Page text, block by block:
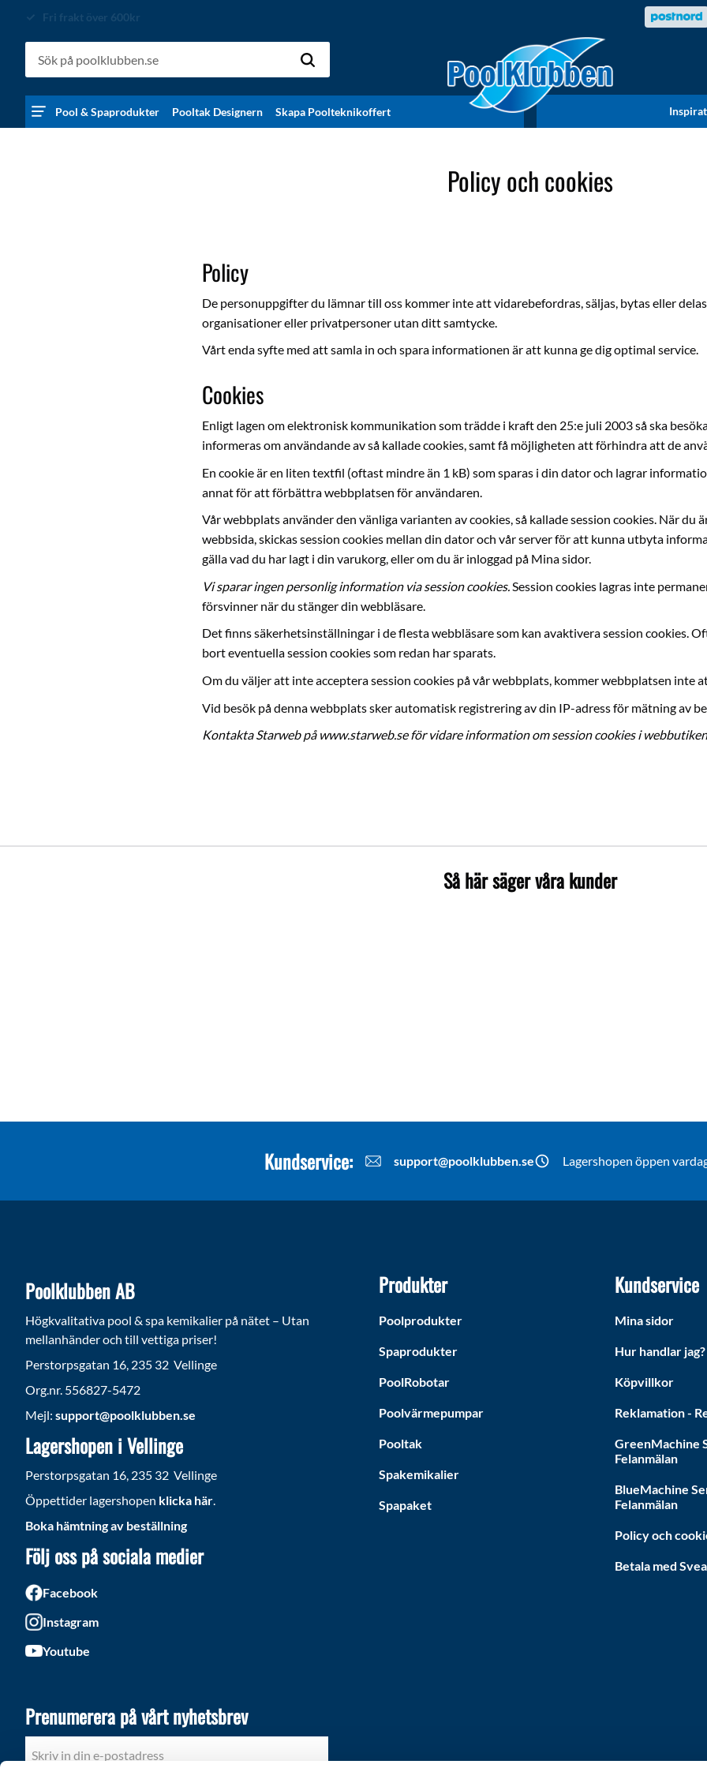
Allt på vårt eget lager
Pool & Spaprodukter Pooltak Designern Skapa Poolteknikoffert
Policy och cookies
Policy
De personuppgifter du lämnar till oss kommer inte att vidarebefordras, säljas, bytas eller
organisationer eller privatpersoner utan ditt samtycke.
Vårt enda syfte med att samla in och spara informationen är att kunna ge dig optimal service.
Cookies
Enligt lagen om elektronisk kommunikation som trädde i kraft den 25:e juli 2003 så ska
informeras om användande av så kallade cookies, samt få möjligheten att förhindra att de
En cookie är en liten textfil (oftast mindre än 1 kB) som sparas i din dator och lagrar
annat för att förbättra webbplatsen för användaren.
Vår webbplats använder den vänliga varianten av cookies, så kallade session cookies. När du
webbsida, skickas session cookies mellan din dator och vår server för att kunna utbyta
gälla vad du har lagt i din varukorg, eller om du är inloggad på Mina sidor.
Vi sparar ingen personlig information via session cookies. Session cookies lagras inte
försvinner när du stänger din webbläsare.
Det finns säkerhetsinställningar i de flesta webbläsare som kan avaktivera session cookies.
bort eventuella session cookies som redan har sparats.
Om du väljer att inte acceptera session cookies på vår webbplats, kommer webbplatsen inte
Vid besök på denna webbplats sker automatisk registrering av din IP-adress för mätning av
Kontakta Starweb på www.starweb.seför vidare information om session cookies i
Så här säger våra kunder
Kundservice: support@poolklubben.se Lagershopen öppen
Poolklubben AB
Högkvalitativa pool & spa kemikalier på nätet – Utan
mellanhänder och till vettiga priser!
Perstorpsgatan 16, 235 32 Vellinge
Org.nr. 556827-5472
Mejl:support@poolklubben.se
Lagershopen i Vellinge
Perstorpsgatan 16, 235 32 Vellinge
Öppettider lagershopen klicka här.
Boka hämtning av beställning
Följ oss på sociala medier
Facebook
Instagram
Youtube
Prenumerera på vårt nyhetsbrev
Produkter
Poolprodukter
Spaprodukter
PoolRobotar
Poolvärmepumpar
Pooltak
Spakemikalier
Spapaket
Kundservice
Mina sidor
Hur handlar jag?
Köpvillkor
Reklamation -
GreenMachine
Felanmälan
BlueMachine
Felanmälan
Policy och
Betala med